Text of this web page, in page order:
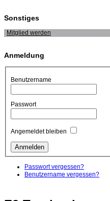
Sonstiges
Mitglied werden
Anmeldung
Benutzername
Passwort
Angemeldet bleiben
Passwort vergessen?
Benutzername vergessen?